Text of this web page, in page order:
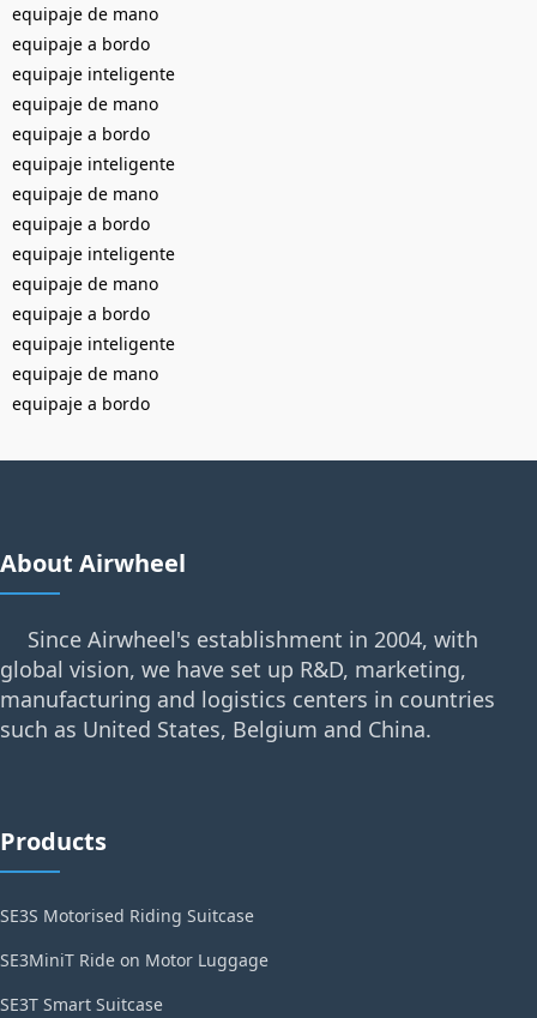
equipaje de mano
equipaje a bordo
equipaje inteligente
equipaje de mano
equipaje a bordo
equipaje inteligente
equipaje de mano
equipaje a bordo
equipaje inteligente
equipaje de mano
equipaje a bordo
equipaje inteligente
equipaje de mano
equipaje a bordo
About Airwheel
Since Airwheel's establishment in 2004, with
global vision, we have set up R&D, marketing,
manufacturing and logistics centers in countries
such as United States, Belgium and China.
Products
SE3S Motorised Riding Suitcase
SE3MiniT Ride on Motor Luggage
SE3T Smart Suitcase